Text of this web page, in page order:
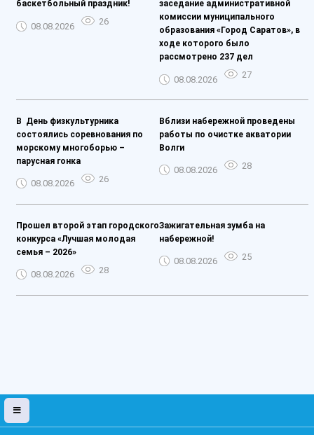
баскетбольный праздник!
08.08.2026 26
заседание административной
комиссии муниципального
образования «Город Саратов», в
ходе которого было
рассмотрено 237 дел
08.08.2026 27
️В День физкультурника
состоялись соревнования по
морскому многоборью –
парусная гонка
08.08.2026 26
Вблизи набережной проведены
работы по очистке акватории
Волги
08.08.2026 28
Прошел второй этап городского
конкурса «Лучшая молодая
семья – 2026»
08.08.2026 28
Зажигательная зумба на
набережной!
08.08.2026 25